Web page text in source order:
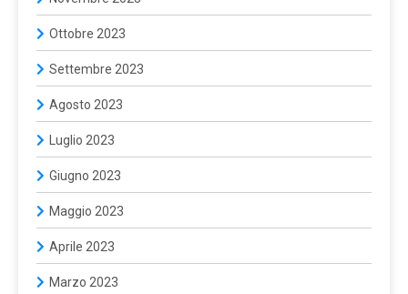
Ottobre 2023
Settembre 2023
Agosto 2023
Luglio 2023
Giugno 2023
Maggio 2023
Aprile 2023
Marzo 2023